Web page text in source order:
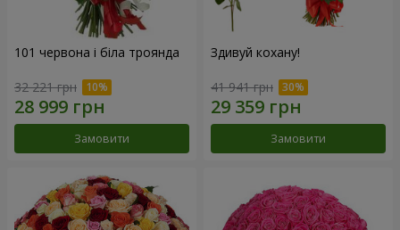
101 червона і біла троянда
32 221 грн
Замовити
Здивуй кохану!
41 941 грн
Замовити